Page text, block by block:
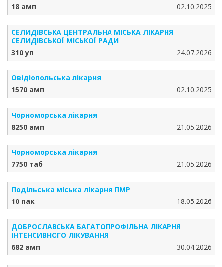
18 амп
02.10.2025
СЕЛИДІВСЬКА ЦЕНТРАЛЬНА МІСЬКА ЛІКАРНЯ
СЕЛИДІВСЬКОЇ МІСЬКОЇ РАДИ
310 уп
24.07.2026
Овідіопольська лікарня
1570 амп
02.10.2025
Чорноморська лікарня
8250 амп
21.05.2026
Чорноморська лікарня
7750 таб
21.05.2026
Подільська міська лікарня ПМР
10 пак
18.05.2026
ДОБРОСЛАВСЬКА БАГАТОПРОФІЛЬНА ЛІКАРНЯ
ІНТЕНСИВНОГО ЛІКУВАННЯ
682 амп
30.04.2026